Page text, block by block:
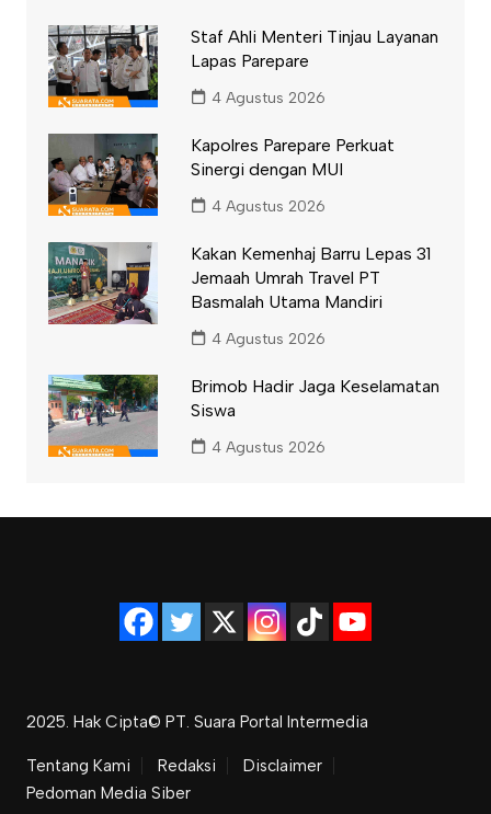
Staf Ahli Menteri Tinjau Layanan
Lapas Parepare
4 Agustus 2026
Kapolres Parepare Perkuat
Sinergi dengan MUI
4 Agustus 2026
Kakan Kemenhaj Barru Lepas 31
Jemaah Umrah Travel PT
Basmalah Utama Mandiri
4 Agustus 2026
Brimob Hadir Jaga Keselamatan
Siswa
4 Agustus 2026
2025. Hak Cipta© PT. Suara Portal Intermedia
Tentang Kami Redaksi
Disclaimer
Pedoman Media Siber